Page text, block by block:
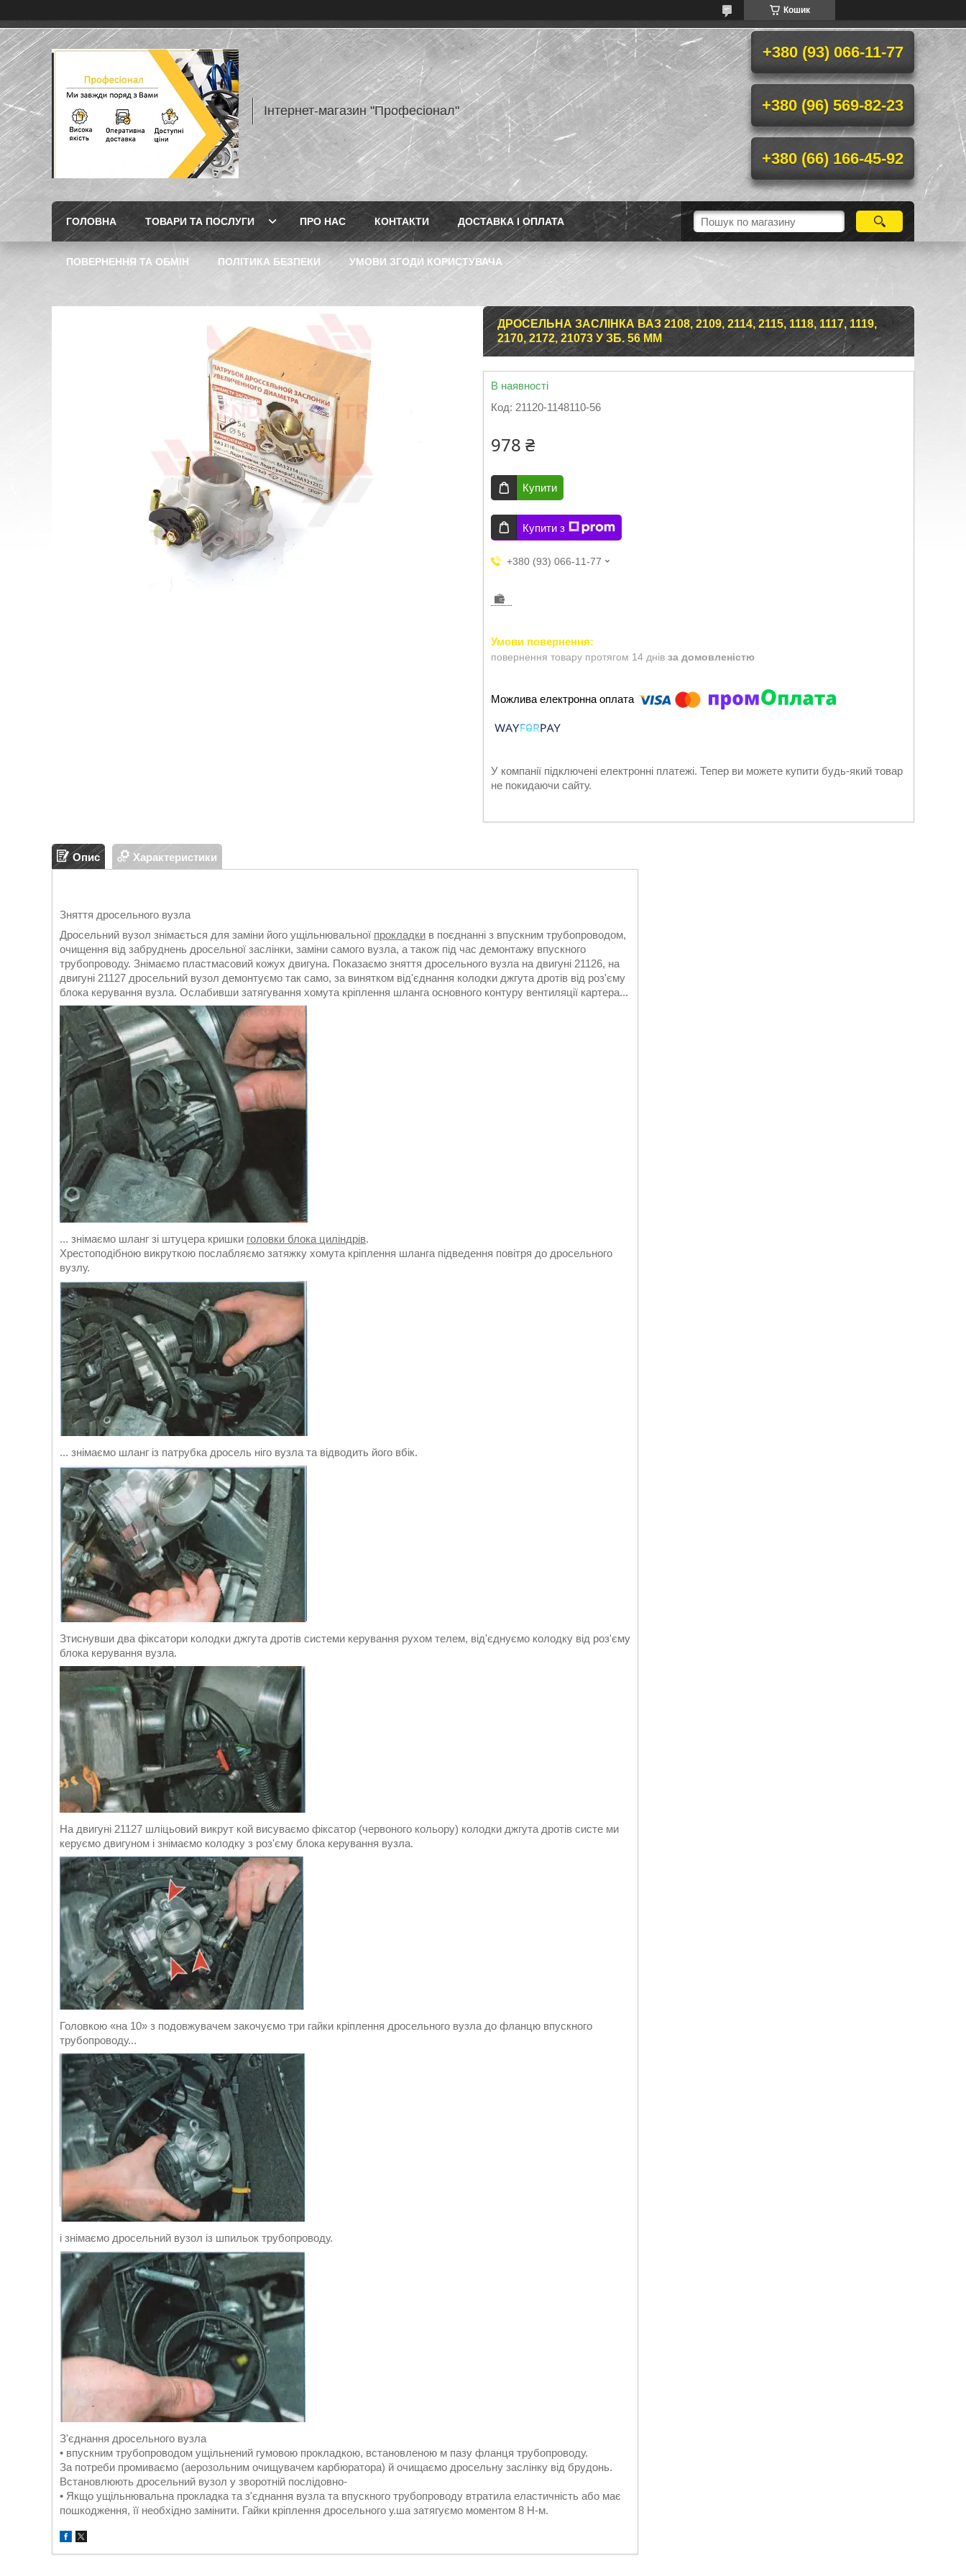
Кошик
Інтернет-магазин "Професіонал"
+380 (93) 066-11-77
+380 (96) 569-82-23
+380 (66) 166-45-92
ГОЛОВНА ТОВАРИ ТА ПОСЛУГИ ПРО НАС КОНТАКТИ ДОСТАВКА І ОПЛАТА
ПОВЕРНЕННЯ ТА ОБМІН ПОЛІТИКА БЕЗПЕКИ УМОВИ ЗГОДИ КОРИСТУВАЧА
ДРОСЕЛЬНА ЗАСЛІНКА ВАЗ 2108, 2109, 2114, 2115, 1118, 1117, 1119,
2170, 2172, 21073 У ЗБ. 56 ММ
В наявності
Код: 21120-1148110-56
978 ₴
Купити
Купити з
+380 (93) 066-11-77
повернення товару протягом 14 днів за домовленістю
У компанії підключені електронні платежі. Тепер ви можете купити будь-який товар
не покидаючи сайту.
Опис Характеристики
Зняття дросельного вузла
Дросельний вузол знімається для заміни його ущільнювальної прокладки в поєднанні з впускним трубопроводом,
очищення від забруднень дросельної заслінки, заміни самого вузла, а також під час демонтажу впускного
трубопроводу. Знімаємо пластмасовий кожух двигуна. Показаємо зняття дросельного вузла на двигуні 21126, на
двигуні 21127 дросельний вузол демонтуємо так само, за винятком від'єднання колодки джгута дротів від роз'єму
блока керування вузла. Ослабивши затягування хомута кріплення шланга основного контуру вентиляції картера...
... знімаємо шланг зі штуцера кришки головки блока циліндрів.
Хрестоподібною викруткою послабляємо затяжку хомута кріплення шланга підведення повітря до дросельного
вузлу.
... знімаємо шланг із патрубка дросель ніго вузла та відводить його вбік.
Зтиснувши два фіксатори колодки джгута дротів системи керування рухом телем, від'єднуємо колодку від роз'єму
блока керування вузла.
На двигуні 21127 шліцьовий викрут кой висуваємо фіксатор (червоного кольору) колодки джгута дротів систе ми
керуємо двигуном і знімаємо колодку з роз'єму блока керування вузла.
Головкою «на 10» з подовжувачем закочуємо три гайки кріплення дросельного вузла до фланцю впускного
трубопроводу...
і знімаємо дросельний вузол із шпильок трубопроводу.
З'єднання дросельного вузла
• впускним трубопроводом ущільнений гумовою прокладкою, встановленою м пазу фланця трубопроводу.
За потреби промиваємо (аерозольним очищувачем карбюратора) й очищаємо дросельну заслінку від брудонь.
Встановлюють дросельний вузол у зворотній послідовно-
• Якщо ущільнювальна прокладка та з'єднання вузла та впускного трубопроводу втратила еластичність або має
пошкодження, її необхідно замінити. Гайки кріплення дросельного у.ша затягуємо моментом 8 Н-м.